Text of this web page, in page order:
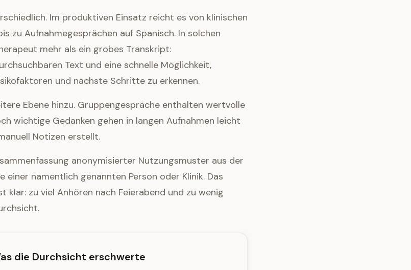
Im produktiven Einsatz reicht es von klinischen
zu Aufnahmegesprächen auf Spanisch. In solchen
mehr als ein grobes Transkript:
Text und eine schnelle Möglichkeit,
und nächste Schritte zu erkennen.
Ebene hinzu. Gruppengespräche enthalten wertvolle
wichtige Gedanken gehen in langen Aufnahmen leicht
Notizen erstellt.
anonymisierter Nutzungsmuster aus der
einer namentlich genannten Person oder Klinik. Das
klar: zu viel Anhören nach Feierabend und zu wenig
die Durchsicht erschwerte